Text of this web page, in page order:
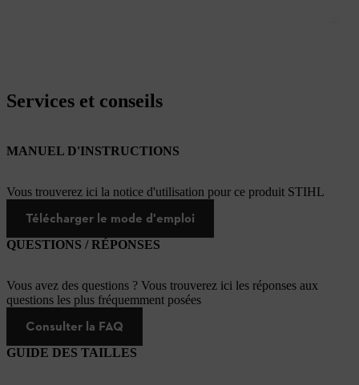
Services et conseils
MANUEL D'INSTRUCTIONS
Vous trouverez ici la notice d'utilisation pour ce produit STIHL
Télécharger le mode d'emploi
QUESTIONS / RÉPONSES
Vous avez des questions ? Vous trouverez ici les réponses aux
questions les plus fréquemment posées
Consulter la FAQ
GUIDE DES TAILLES